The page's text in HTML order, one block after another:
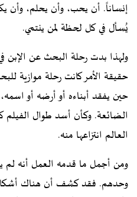
إنساناً. أن يحب، وأن يحلم، وأن
يُسأل في كل لحظة لمن ينتمي.
ولهذا بدت رحلة البحث عن الإبن
حقيقة الأمر كانت رحلة موازية
حين يفقد أبناءه أو أرضه أو
الضائعة. وكأن أسد طوال
العالم انتزاعها منه.
ومن أجمل ما قدمه العمل أنه لم
وحدهم. فقد كشف أن هناك